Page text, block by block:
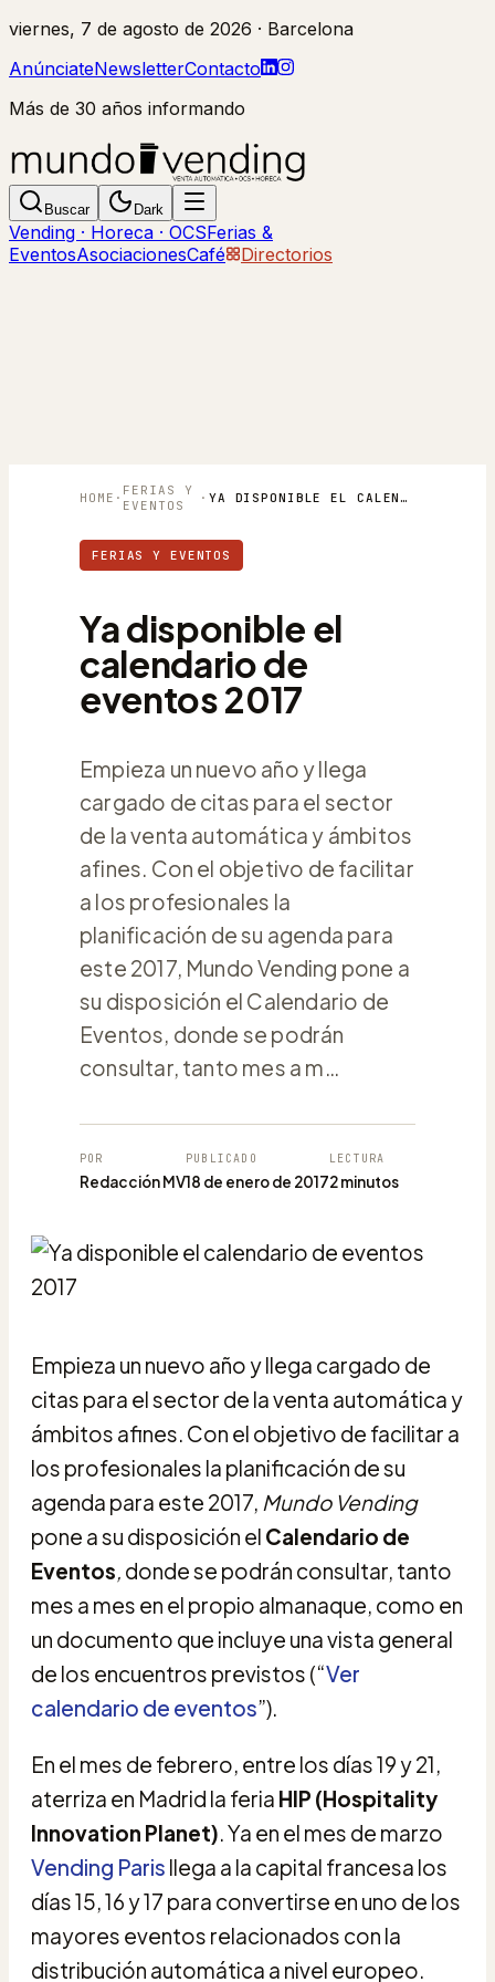
viernes, 7 de agosto de 2026 · Barcelona
AnúnciateNewsletterContacto
Más de 30 años informando
Buscar Dark
Vending · Horeca · OCSFerias &
EventosAsociacionesCafé Directorios
HOME · FERIAS Y
EVENTOS
· YA DISPONIBLE EL CALENDARIO DE EVENTOS 2017
FERIAS Y EVENTOS
Ya disponible el
calendario de
eventos 2017
Empieza un nuevo año y llega
cargado de citas para el sector
de la venta automática y ámbitos
afines. Con el objetivo de facilitar
a los profesionales la
planificación de su agenda para
este 2017, Mundo Vending pone a
su disposición el Calendario de
Eventos, donde se podrán
consultar, tanto mes a m…
POR
Redacción MV
PUBLICADO
18 de enero de 2017
LECTURA
2 minutos
Empieza un nuevo año y llega cargado de
citas para el sector de la venta automática y
ámbitos afines. Con el objetivo de facilitar a
los profesionales la planificación de su
agenda para este 2017, Mundo Vending
pone a su disposición el Calendario de
Eventos, donde se podrán consultar, tanto
mes a mes en el propio almanaque, como en
un documento que incluye una vista general
de los encuentros previstos (“Ver
calendario de eventos”).
En el mes de febrero, entre los días 19 y 21,
aterriza en Madrid la feria HIP (Hospitality
Innovation Planet). Ya en el mes de marzo
Vending Paris llega a la capital francesa los
días 15, 16 y 17 para convertirse en uno de los
mayores eventos relacionados con la
distribución automática a nivel europeo.